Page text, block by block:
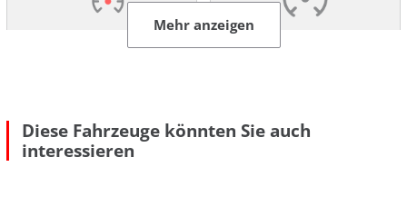
Mehr anzeigen
Diese Fahrzeuge könnten Sie auch
interessieren